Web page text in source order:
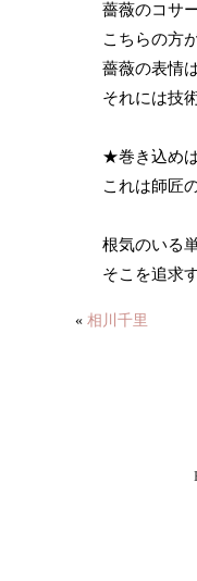
薔薇のコサ
こちらの方
薔薇の表情
それには技
★巻き込め
これは師匠
根気のいる
そこを追求
« 相川千里